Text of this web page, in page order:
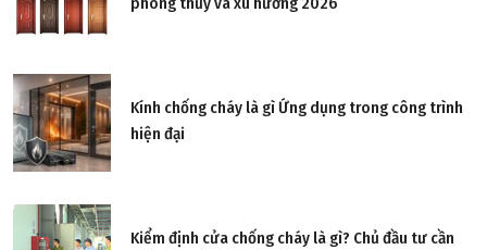
Kính chống cháy là gì Ứng dụng trong công trình
hiện đại
Kiểm định cửa chống cháy là gì? Chủ đầu tư cần